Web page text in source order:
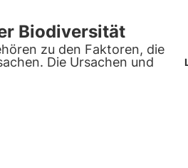
Biodiversität
zu den Faktoren, die
Die Ursachen und